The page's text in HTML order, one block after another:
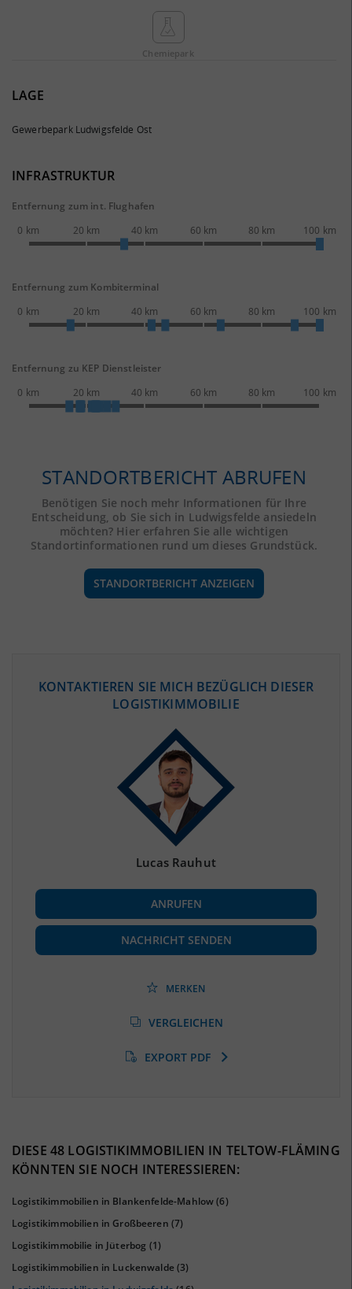
Chemie­park
LAGE
Gewerbepark Ludwigsfelde Ost
INFRASTRUKTUR
Entfernung zum int. Flughafen
0 km
20 km 40 km 60 km 80 km 100 km
Entfernung zum Kombiterminal
0 km
20 km 40 km 60 km 80 km 100 km
Entfernung zu KEP Dienstleister
0 km
20 km 40 km 60 km 80 km 100 km
STANDORTBERICHT ABRUFEN
Benötigen Sie noch mehr Informationen für Ihre
Entscheidung, ob Sie sich in Ludwigsfelde ansiedeln
möchten? Hier erfahren Sie alle wichtigen
Standortinformationen rund um dieses Grundstück.
STANDORTBERICHT ANZEIGEN
(STAND: 12/2019)
(Landkreis / Kreisfreie Stadt)
BESCHÄFTIGUNG
Beschäftigte
(Landkreis / Kreisfreie Stadt)
72.224
(Landkreis / Kreisfreie Stadt)
(Stand: 01/2020)
42%
KONTAKTIEREN SIE MICH BEZÜGLICH DIESER
LOGISTIKIMMOBILIE
Lucas Rauhut
ANRUFEN
NACHRICHT SENDEN
MERKEN
VERGLEICHEN
EXPORT PDF
DIESE 48 LOGISTIKIMMOBILIEN IN TELTOW-FLÄMING
KÖNNTEN SIE NOCH INTERESSIEREN:
Logistikimmobilien in Blankenfelde-Mahlow(6)
Logistikimmobilien in Großbeeren (7)
Logistikimmobilie in Jüterbog (1)
Logistikimmobilien in Luckenwalde(3)